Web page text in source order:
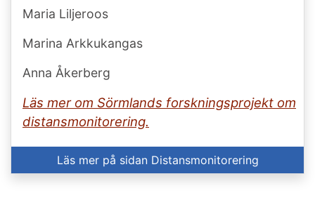
Maria Liljeroos
Marina Arkkukangas
Anna Åkerberg
Läs mer om Sörmlands forskningsprojekt om
distansmonitorering.
Läs mer på sidan Distansmonitorering